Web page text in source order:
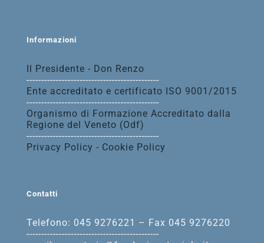
Informazioni
Il Presidente - Don Renzo
---------------------------------------------
Ente accreditato e certificato ISO 9001/2015
---------------------------------------------
Organismo di Formazione Accreditato dalla
Regione del Veneto (Odf)
---------------------------------------------
Privacy Policy - Cookie Policy
Contatti
Telefono: 045 9276221 – Fax 045 9276220
---------------------------------------------